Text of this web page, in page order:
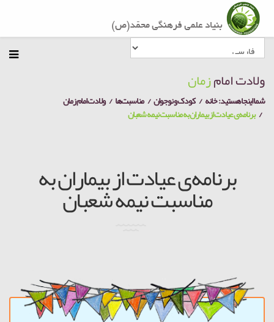
ولادت امامزمان
شما اینجا هستید:خانه کودک و نوجوان مناسبت‌ها ولادت امام زمان
برنامه‌ی عیادت از بیماران به مناسبت نیمه شعبان
برنامه‌ی عیادت از بیماران به
مناسبت نیمه شعبان